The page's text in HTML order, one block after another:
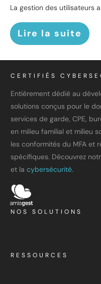
La gestion des utilisateurs
Lire la suite
CERTIFIÉS
Entièrement dédié au
solutions conçus pour le
services de garde, CPE,
en milieu familial et milieu
les conformités du MFA et
spécifiques. Découvrez
et la cybersécurité.
NOS SOLUTIONS
RESSOURCES